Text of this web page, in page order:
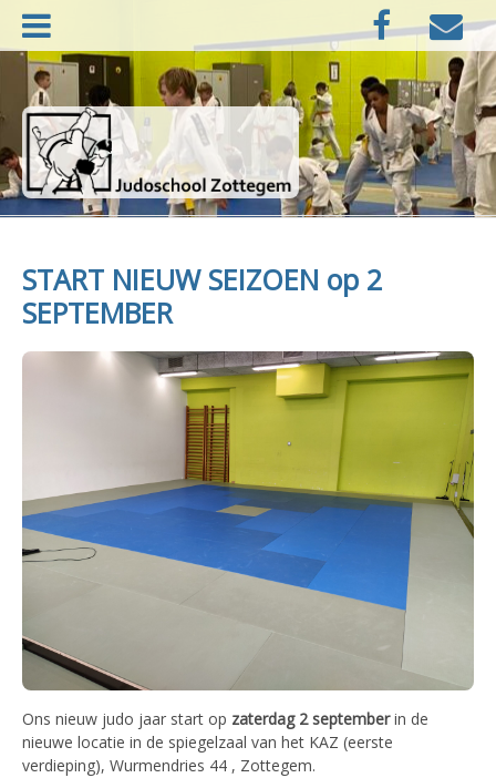
Naar
inhoud
springen
FacebookE-
mail
Judoschool Zottegem
START NIEUW SEIZOEN op 2
SEPTEMBER
Ons nieuw judo jaar start op zaterdag 2 septemberin de
nieuwe locatie in de spiegelzaal van het KAZ (eerste
verdieping), Wurmendries 44 , Zottegem.